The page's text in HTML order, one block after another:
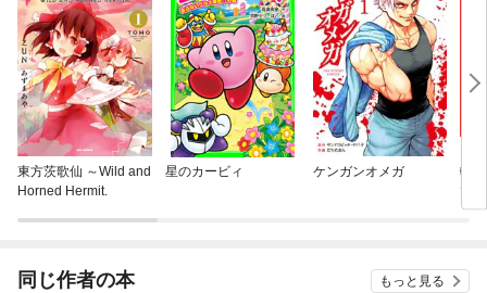
東方茨歌仙 ～Wild and
Horned Hermit.
星のカービィ ケンガンオメガ
転
で
領
に
同じ作者の本 もっと見る